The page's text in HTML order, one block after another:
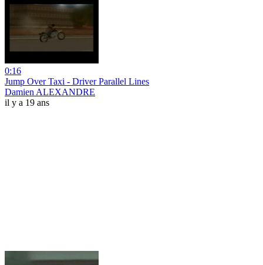
0:16
Jump Over Taxi - Driver Parallel Lines
Damien ALEXANDRE
il y a 19 ans